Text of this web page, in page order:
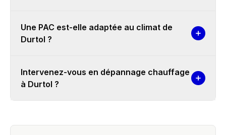
Une PAC est-elle adaptée au climat de
Durtol ?
Intervenez-vous en dépannage chauffage
à Durtol ?